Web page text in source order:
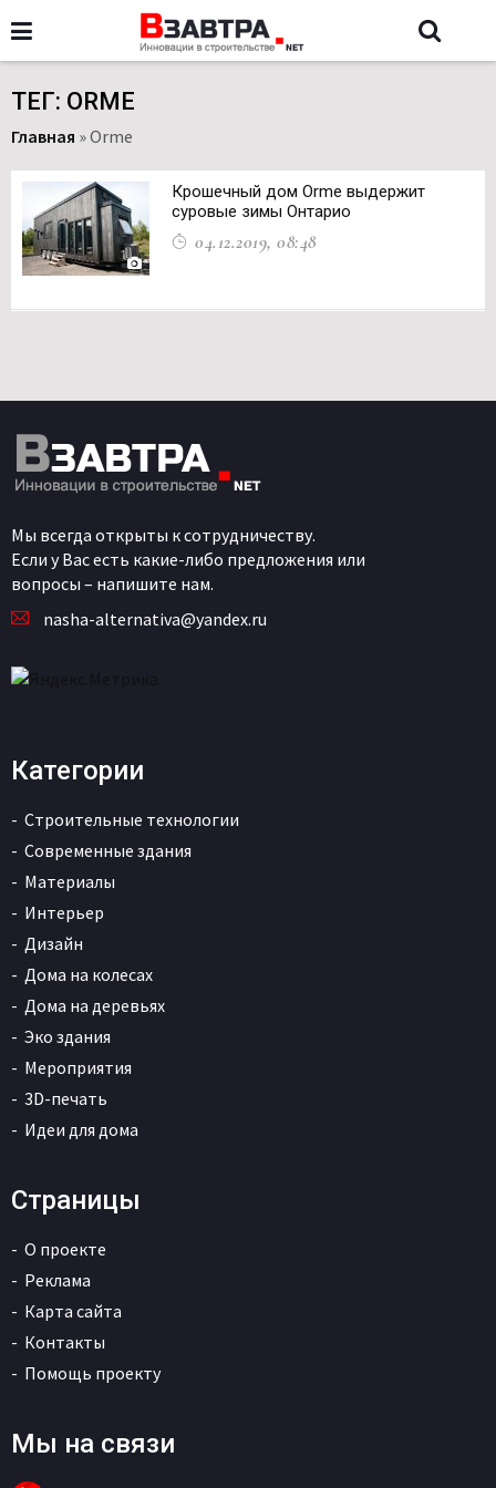
ТЕГ: ORME
Главная »Orme
Крошечный дом Orme выдержит
суровые зимы Онтарио
04.12.2019, 08:48
Мы всегда открыты к сотрудничеству.
Если у Вас есть какие-либо предложения или
вопросы – напишите нам.
nasha-alternativa@yandex.ru
Категории
Строительные технологии
Современные здания
Материалы
Интерьер
Дизайн
Дома на колесах
Дома на деревьях
Эко здания
Мероприятия
3D-печать
Идеи для дома
Страницы
О проекте
Реклама
Карта сайта
Контакты
Помощь проекту
Мы на связи